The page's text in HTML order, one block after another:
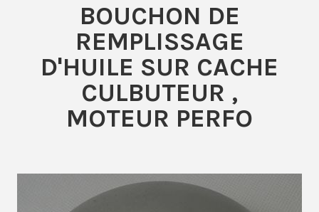
BOUCHON DE
REMPLISSAGE
D'HUILE SUR CACHE
CULBUTEUR ,
MOTEUR PERFO